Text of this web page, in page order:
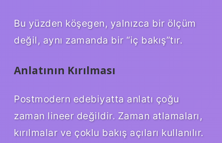
Bu yüzden köşegen, yalnızca bir ölçüm
değil, aynı zamanda bir “iç bakış”tır.
Anlatının Kırılması
Postmodern edebiyatta anlatı çoğu
zaman lineer değildir. Zaman atlamaları,
kırılmalar ve çoklu bakış açıları kullanılır.